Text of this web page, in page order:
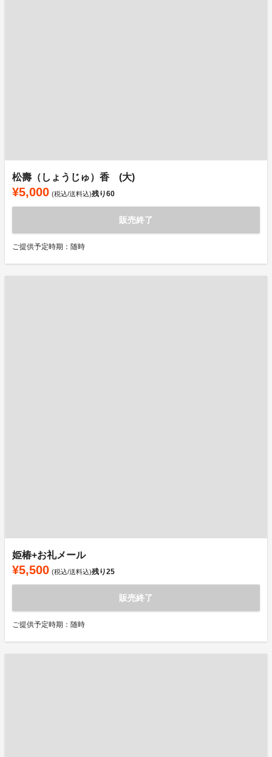
松壽（しょうじゅ）香 (大)
¥5,000 (税込/送料込)残り60
販売終了
ご提供予定時期：随時
姫椿+お礼メール
¥5,500 (税込/送料込)残り25
販売終了
ご提供予定時期：随時